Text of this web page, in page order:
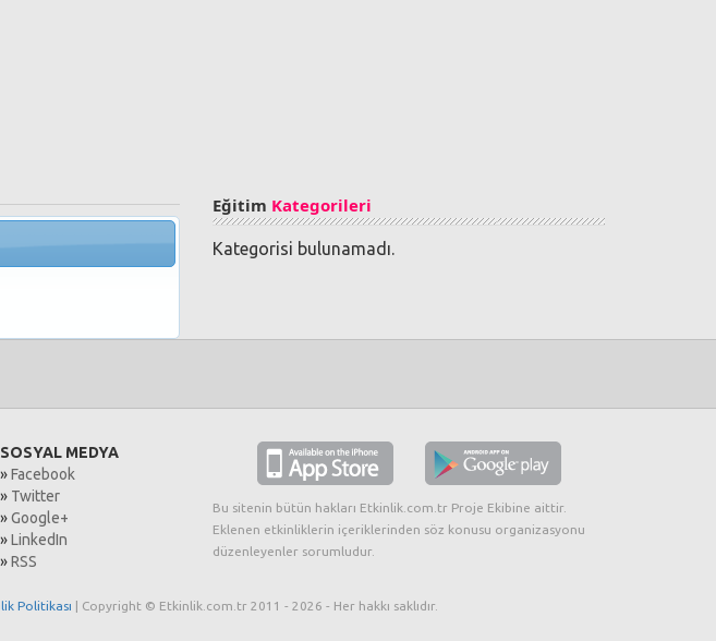
Eğitim Kategorileri
Kategorisi bulunamadı.
SOSYAL MEDYA
»Facebook
» Twitter
»Google+
»LinkedIn
»RSS
Bu sitenin bütün hakları Etkinlik.com.tr Proje Ekibine aittir.
Eklenen etkinliklerin içeriklerinden söz konusu organizasyonu
düzenleyenler sorumludur.
Politikası | Copyright © Etkinlik.com.tr 2011 - 2026 - Her hakkı saklıdır.